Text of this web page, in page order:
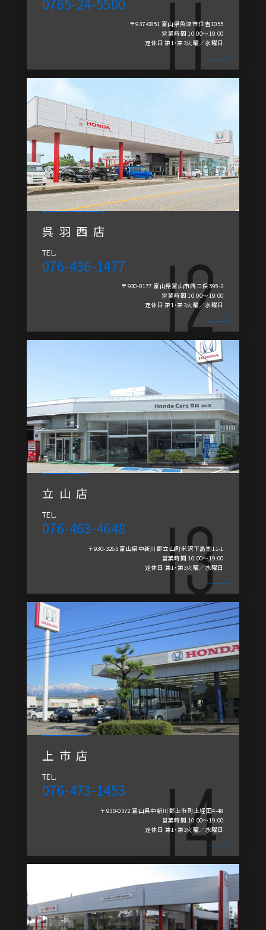
〒937-0851 富山県魚津市住吉1055
営業時間 10:00～19:00
定休日 第1・第3火曜／水曜日
呉羽西店
TEL.
076-436-1477
〒930-0177 富山県富山市西二俣595-2
営業時間 10:00～19:00
定休日 第1・第3火曜／水曜日
立山店
TEL.
076-463-4648
〒930-3265 富山県中新川郡立山町米沢下島割11-1
営業時間 10:00～19:00
定休日 第1・第3火曜／水曜日
上市店
TEL.
076-473-1453
〒930-0372 富山県中新川郡上市町上経田4-48
営業時間 10:00～19:00
定休日 第1・第3火曜／水曜日